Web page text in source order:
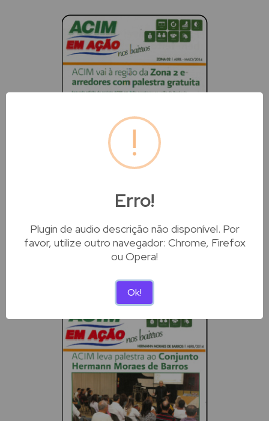
Abril de 2014
Revista Acim Especiais v.05
!
Erro!
Plugin de audio descrição não disponível. Por
favor, utilize outro navegador: Chrome, Firefox
ou Opera!
Ok!